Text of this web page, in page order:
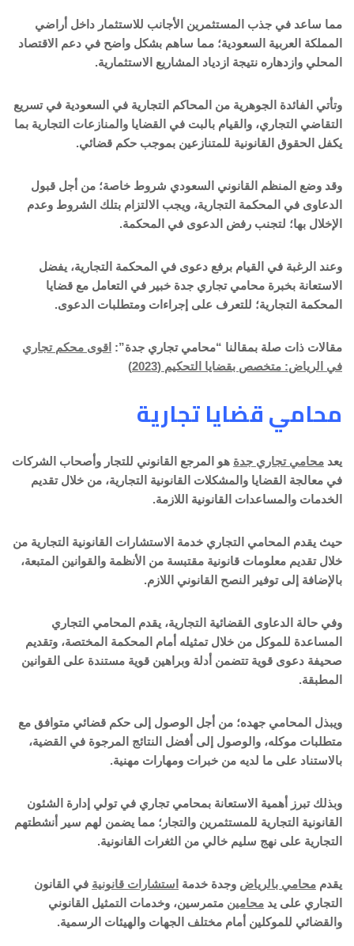
مما ساعد في جذب المستثمرين الأجانب للاستثمار داخل أراضي
المملكة العربية السعودية؛ مما ساهم بشكل واضح في دعم الاقتصاد
المحلي وازدهاره نتيجة ازدياد المشاريع الاستثمارية.
وتأتي الفائدة الجوهرية من المحاكم التجارية في السعودية في تسريع
التقاضي التجاري، والقيام بالبت في القضايا والمنازعات التجارية بما
يكفل الحقوق القانونية للمتنازعين بموجب حكم قضائي.
وقد وضع المنظم القانوني السعودي شروط خاصة؛ من أجل قبول
الدعاوى في المحكمة التجارية، ويجب الالتزام بتلك الشروط وعدم
الإخلال بها؛ لتجنب رفض الدعوى في المحكمة.
وعند الرغبة في القيام برفع دعوى في المحكمة التجارية، يفضل
الاستعانة بخبرة محامي تجاري جدة خبير في التعامل مع قضايا
المحكمة التجارية؛ للتعرف على إجراءات ومتطلبات الدعوى.
مقالات ذات صلة بمقالنا “محامي تجاري جدة”: اقوى محكم تجاري
في الرياض: متخصص بقضايا التحكيم (2023)
محامي قضايا تجارية
يعد محامي تجاري جدة هو المرجع القانوني للتجار وأصحاب الشركات
في معالجة القضايا والمشكلات القانونية التجارية، من خلال تقديم
الخدمات والمساعدات القانونية اللازمة.
حيث يقدم المحامي التجاري خدمة الاستشارات القانونية التجارية من
خلال تقديم معلومات قانونية مقتبسة من الأنظمة والقوانين المتبعة،
بالإضافة إلى توفير النصح القانوني اللازم.
وفي حالة الدعاوى القضائية التجارية، يقدم المحامي التجاري
المساعدة للموكل من خلال تمثيله أمام المحكمة المختصة، وتقديم
صحيفة دعوى قوية تتضمن أدلة وبراهين قوية مستندة على القوانين
المطبقة.
ويبذل المحامي جهده؛ من أجل الوصول إلى حكم قضائي متوافق مع
متطلبات موكله، والوصول إلى أفضل النتائج المرجوة في القضية،
بالاستناد على ما لديه من خبرات ومهارات مهنية.
وبذلك تبرز أهمية الاستعانة بمحامي تجاري في تولي إدارة الشئون
القانونية التجارية للمستثمرين والتجار؛ مما يضمن لهم سير أنشطتهم
التجارية على نهج سليم خالي من الثغرات القانونية.
يقدم محامي بالرياض وجدة خدمة استشارات قانونية في القانون
التجاري على يد محامين متمرسين، وخدمات التمثيل القانوني
والقضائي للموكلين أمام مختلف الجهات والهيئات الرسمية.